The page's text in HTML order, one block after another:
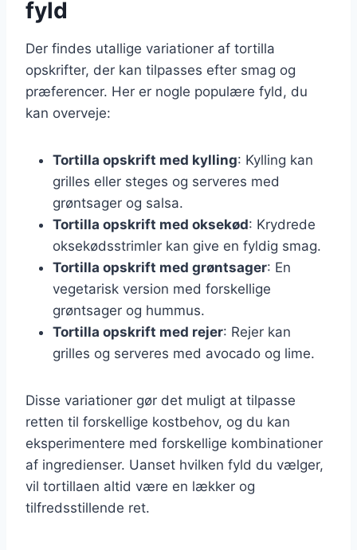
fyld
Der findes utallige variationer af tortilla
opskrifter, der kan tilpasses efter smag og
præferencer. Her er nogle populære fyld, du
kan overveje:
Tortilla opskrift med kylling: Kylling kan
grilles eller steges og serveres med
grøntsager og salsa.
Tortilla opskrift med oksekød: Krydrede
oksekødsstrimler kan give en fyldig smag.
Tortilla opskrift med grøntsager: En
vegetarisk version med forskellige
grøntsager og hummus.
Tortilla opskrift med rejer: Rejer kan
grilles og serveres med avocado og lime.
Disse variationer gør det muligt at tilpasse
retten til forskellige kostbehov, og du kan
eksperimentere med forskellige kombinationer
af ingredienser. Uanset hvilken fyld du vælger,
vil tortillaen altid være en lækker og
tilfredsstillende ret.